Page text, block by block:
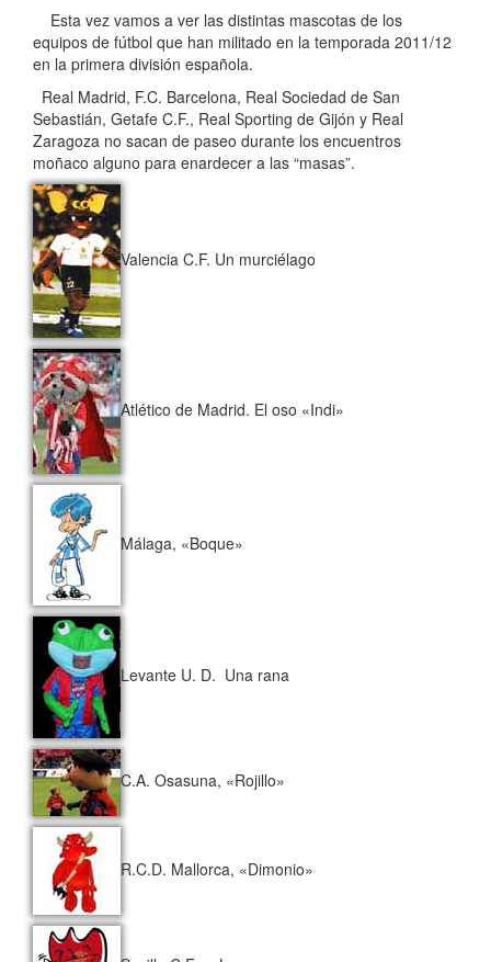
Esta vez vamos a ver las distintas mascotas de los
equipos de fútbol que han militado en la temporada 2011/12
en la primera división española.
Real Madrid, F.C. Barcelona, Real Sociedad de San
Sebastián, Getafe C.F., Real Sporting de Gijón y Real
Zaragoza no sacan de paseo durante los encuentros
moñaco alguno para enardecer a las “masas”.
Valencia C.F. Un murciélago
Atlético de Madrid. El oso «Indi»
Málaga, «Boque»
Levante U. D. Una rana
C.A. Osasuna, «Rojillo»
R.C.D. Mallorca, «Dimonio»